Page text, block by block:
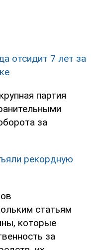
отсидит 7 лет за
партия
за
рекордную
статьям
которые
за